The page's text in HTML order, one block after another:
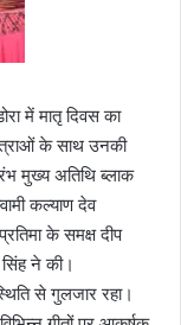
में मातृ दिवस का
के साथ उनकी
मुख्य अतिथि ब्लाक
कल्याण देव
के समक्ष दीप
ने की।
से गुलजार रहा।